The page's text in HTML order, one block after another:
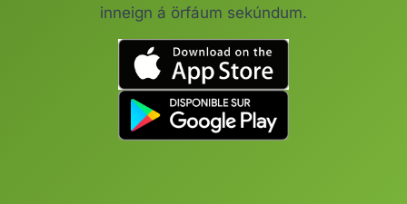
inneign á örfáum sekúndum.